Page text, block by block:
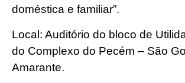
doméstica e familiar”.
Local: Auditório do bloco de
do Complexo do Pecém – São
Amarante.